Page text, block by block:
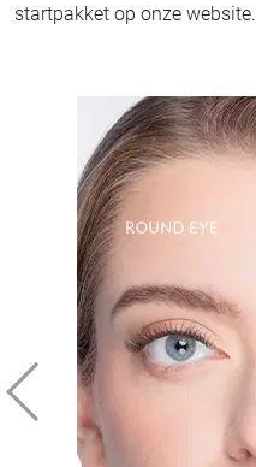
startpakket op onze website.